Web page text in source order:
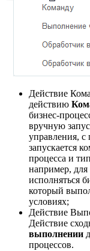
Действие
действию
бизнес-
вручную
управления, с
запускается
процесса и
например, для
исполняться
который
условиях;
Действие
Действие
выполнении
процессов.